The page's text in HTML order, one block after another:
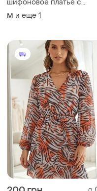
шифоновое платье с
тоненьким ремешком с
кисточками, с в-образным
M и еще 1